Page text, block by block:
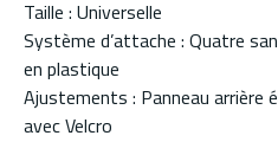
Taille : Universelle
Système d’attache : Quatre
en plastique
Ajustements : Panneau arrière
avec Velcro